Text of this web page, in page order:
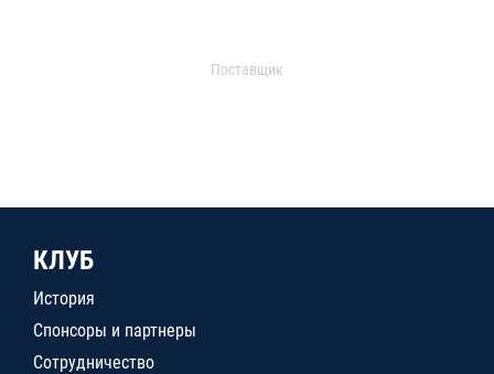
Поставщик
КЛУБ
История
Спонсоры и партнеры
Сотрудничество